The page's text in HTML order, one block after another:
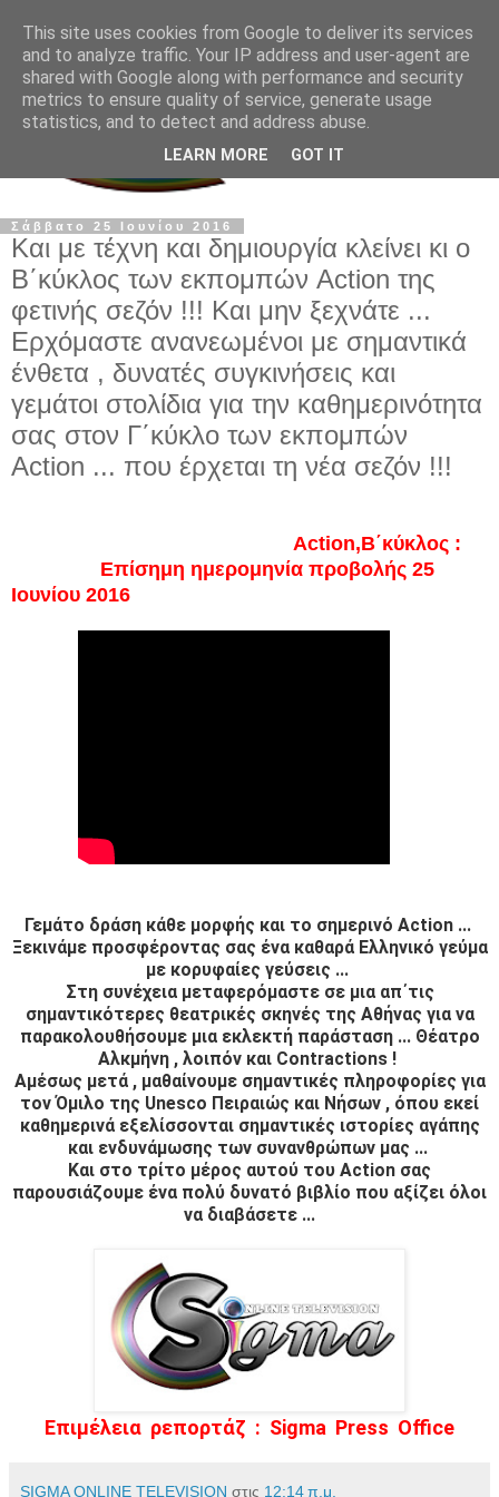
Σάββατο 25 Ιουνίου 2016
Και με τέχνη και δημιουργία κλείνει κι ο
Β΄κύκλος των εκπομπών Action της
φετινής σεζόν !!! Και μην ξεχνάτε ...
Ερχόμαστε ανανεωμένοι με σημαντικά
ένθετα , δυνατές συγκινήσεις και
γεμάτοι στολίδια για την καθημερινότητα
σας στον Γ΄κύκλο των εκπομπών
Action ... που έρχεται τη νέα σεζόν !!!
Action,Β΄κύκλος :
Επίσημη ημερομηνία προβολής 25
Ιουνίου 2016
Γεμάτο δράση κάθε μορφής και το σημερινό Action ...
Ξεκινάμε προσφέροντας σας ένα καθαρά Ελληνικό γεύμα
με κορυφαίες γεύσεις ...
Στη συνέχεια μεταφερόμαστε σε μια απ΄τις
σημαντικότερες θεατρικές σκηνές της Αθήνας για να
παρακολουθήσουμε μια εκλεκτή παράσταση ... Θέατρο
Αλκμήνη , λοιπόν και Contractions !
Αμέσως μετά , μαθαίνουμε σημαντικές πληροφορίες για
τον Όμιλο της Unesco Πειραιώς και Νήσων , όπου εκεί
καθημερινά εξελίσσονται σημαντικές ιστορίες αγάπης
και ενδυνάμωσης των συνανθρώπων μας ...
Και στο τρίτο μέρος αυτού του Action σας
παρουσιάζουμε ένα πολύ δυνατό βιβλίο που αξίζει όλοι
να διαβάσετε ...
Επιμέλεια ρεπορτάζ : Sigma Press Office
SIGMA ONLINE TELEVISION στις 12:14 π.μ.
This site uses cookies from Google to deliver its services
and to analyze traffic. Your IP address and user-agent are
shared with Google along with performance and security
metrics to ensure quality of service, generate usage
statistics, and to detect and address abuse.
LEARN MORE GOT IT